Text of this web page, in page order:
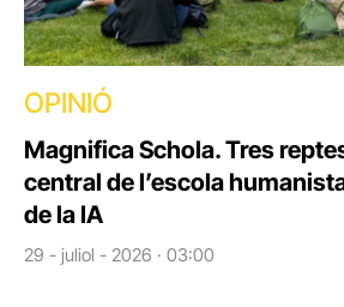
OPINIÓ
Magnifica Schola. Tres
central de l’escola
de la IA
29 - juliol - 2026 · 03:00